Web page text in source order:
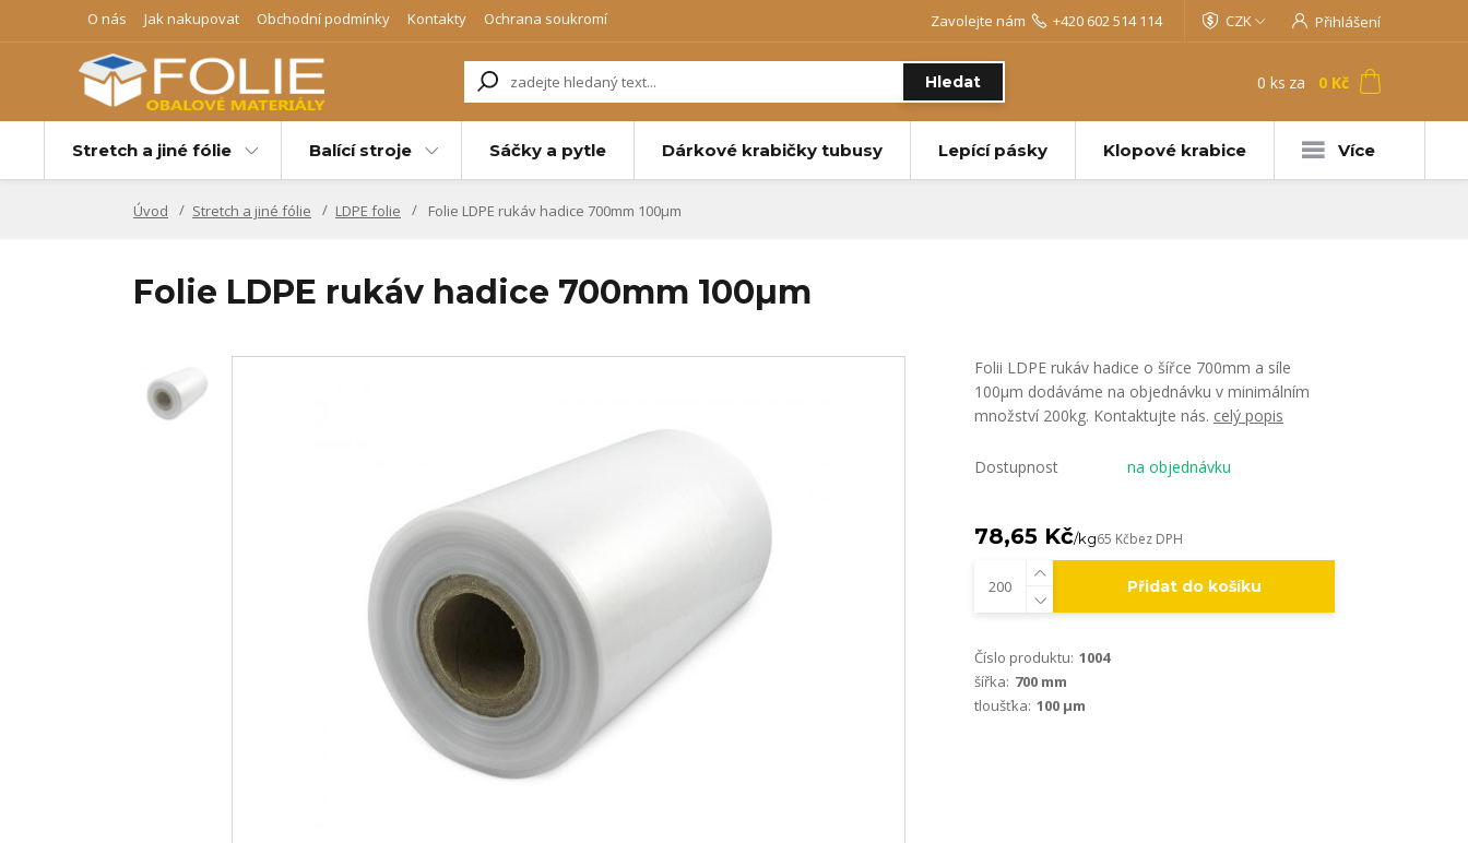
O nás Jak nakupovat Obchodní podmínky Kontakty Ochrana soukromí CZK Přihlášení
Hledat
Zavolejte nám +420 602 514 114
0 ks za 0 Kč
Stretch a jiné fólie Balící stroje Sáčky a pytle Dárkové krabičky tubusy Lepící pásky Klopové krabice Více
Úvod Stretch a jiné fólie LDPE folie Folie LDPE rukáv hadice 700mm 100µm
Folie LDPE rukáv hadice 700mm 100µm
Folii LDPE rukáv hadice o šířce 700mm a síle
100µm dodáváme na objednávku v minimálním
množství 200kg. Kontaktujte nás. celý popis
Dostupnost na objednávku
78,65 Kč/kg65 Kčbez DPH
Přidat do košíku
Číslo produktu: 1004
šířka: 700 mm
tloušťka: 100 µm